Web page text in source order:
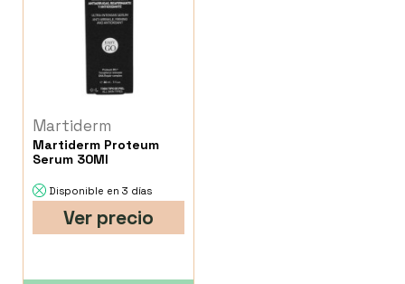
Martiderm
Martiderm Proteum
Serum 30Ml
Disponible en 3 días
Ver precio